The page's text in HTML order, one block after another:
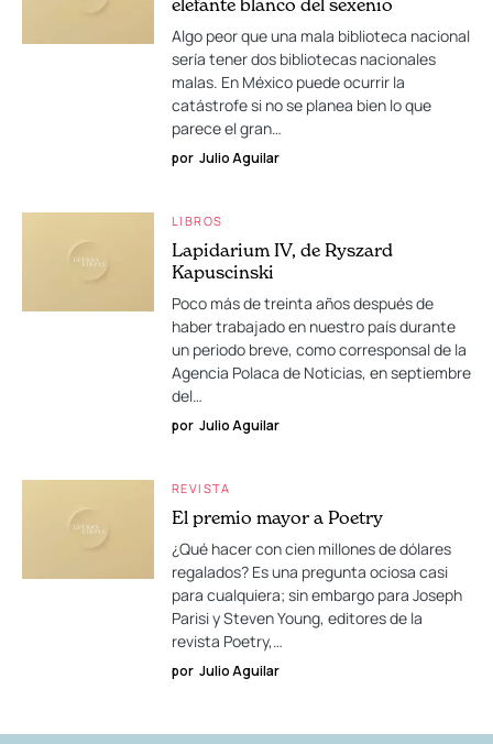
elefante blanco del sexenio
Algo peor que una mala biblioteca nacional
sería tener dos bibliotecas nacionales
malas. En México puede ocurrir la
catástrofe si no se planea bien lo que
parece el gran…
por Julio Aguilar
LIBROS
Lapidarium IV, de Ryszard
Kapuscinski
Poco más de treinta años después de
haber trabajado en nuestro país durante
un periodo breve, como corresponsal de la
Agencia Polaca de Noticias, en septiembre
del…
por Julio Aguilar
REVISTA
El premio mayor a Poetry
¿Qué hacer con cien millones de dólares
regalados? Es una pregunta ociosa casi
para cualquiera; sin embargo para Joseph
Parisi y Steven Young, editores de la
revista Poetry,…
por Julio Aguilar